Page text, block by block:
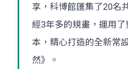
享，科博館匯集了20名
經3年多的規畫，運用
本，精心打造的全新常
然》。